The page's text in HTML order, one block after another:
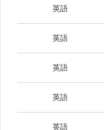
英語
英語
英語
英語
英語